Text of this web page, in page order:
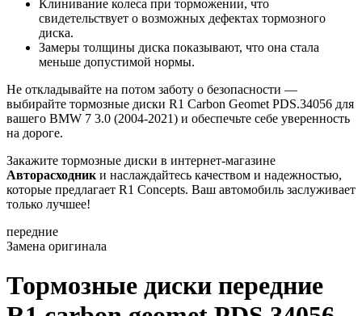
Клинивание колеса при торможении, что
свидетельствует о возможных дефектах тормозного
диска.
Замеры толщины диска показывают, что она стала
меньше допустимой нормы.
Не откладывайте на потом заботу о безопасности —
выбирайте тормозные диски R1 Carbon Geomet PDS.34056 для
вашего BMW 7 3.0 (2004-2021) и обеспечьте себе уверенность
на дороге.
Закажите тормозные диски в интернет-магазине
Авторасходник и наслаждайтесь качеством и надежностью,
которые предлагает R1 Concepts. Ваш автомобиль заслуживает
только лучшее!
передние
Замена оригинала
Тормозные диски передние